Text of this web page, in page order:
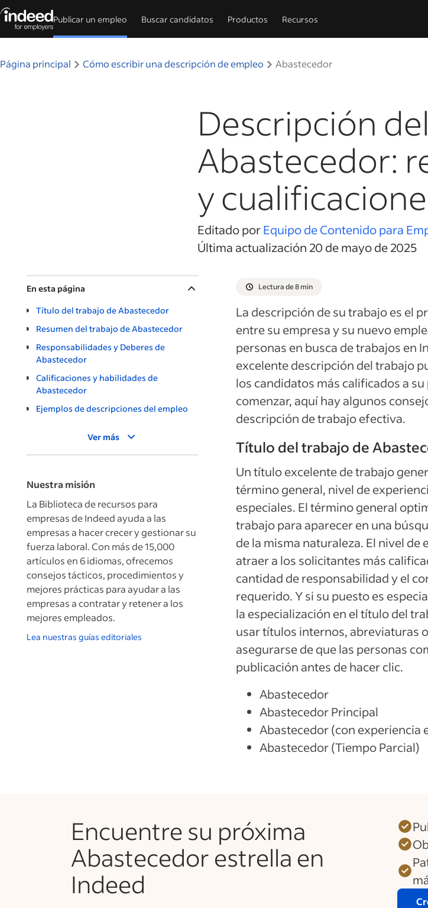
Publicar un empleo Buscar candidatos Productos Recursos
Página principal
Cómo escribir una descripción de empleo Abastecedor
Descripción
Abastecedor:
y
Editado porEquipo de Contenido para
Última actualización 20 de mayo de 2025
En esta página
Título del trabajo de Abastecedor
Resumen del trabajo de Abastecedor
Responsabilidades y Deberes de
Abastecedor
Calificaciones y habilidades de
Abastecedor
Ejemplos de descripciones del empleo
Ver más
Nuestra misión
La Biblioteca de recursos para
empresas de Indeed ayuda a las
empresas a hacer crecer y gestionar su
fuerza laboral. Con más de 15,000
artículos en 6 idiomas, ofrecemos
consejos tácticos, procedimientos y
mejores prácticas para ayudar a las
empresas a contratar y retener a los
mejores empleados.
Lea nuestras guías editoriales
Lectura de 8 min
La descripción de su trabajo es el
entre su empresa y su nuevo
personas en busca de trabajos en
excelente descripción del trabajo
los candidatos más calificados a
comenzar, aquí hay algunos
descripción de trabajo efectiva.
Título del trabajo de
Un título excelente de trabajo
término general, nivel de
especiales. El término general
trabajo para aparecer en una
de la misma naturaleza. El nivel de
atraer a los solicitantes más
cantidad de responsabilidad y el
requerido. Y si su puesto es
la especialización en el título del
usar títulos internos, abreviaturas
asegurarse de que las personas
publicación antes de hacer clic.
Abastecedor
Abastecedor Principal
Abastecedor (con experiencia
Abastecedor (Tiempo Parcial)
Encuentre su próxima
Abastecedor estrella en
Indeed